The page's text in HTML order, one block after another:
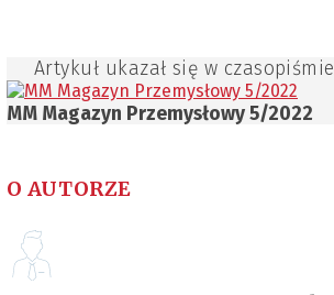
Artykuł ukazał się w czasopiśmie
MM Magazyn Przemysłowy 5/2022
O AUTORZE